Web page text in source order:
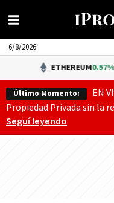
6/8/2026
ETHEREUM0.57%$1,908.39
Último Momento:
EN
Propiedad Privada sin la
Seguí leyendo